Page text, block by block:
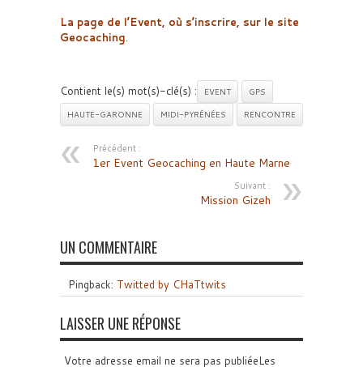
La page de l’Event, où s’inscrire, sur le site
Geocaching.
Contient le(s) mot(s)-clé(s) : EVENT
GPS
HAUTE-GARONNE
MIDI-PYRÉNÉES RENCONTRE
Précédent :
1er Event Geocaching en Haute Marne
Suivant :
Mission Gizeh
UN COMMENTAIRE
Pingback: Twitted by CHaTtwits
LAISSER UNE RÉPONSE
Votre adresse email ne sera pas publiéeLes